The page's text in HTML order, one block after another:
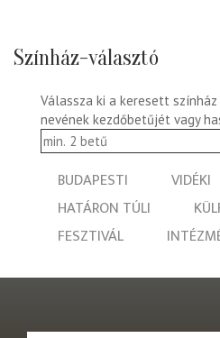
Színház-választó
Válassza ki a keresett
nevének kezdőbetűjét vagy
BUDAPESTI VIDÉKI
HATÁRON TÚLI
FESZTIVÁL